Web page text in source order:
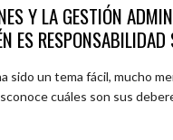
Y LA GESTIÓN
ES
sido un tema fácil, mucho
cuáles son sus